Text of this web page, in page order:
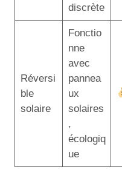
discrète
Réversi
ble
solaire
Fonctio
nne
avec
pannea
ux
solaires
,
écologiq
ue